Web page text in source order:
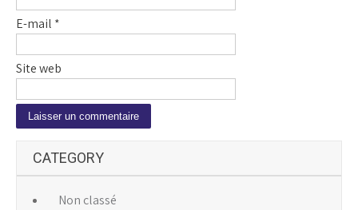
E-mail *
Site web
t
CATEGORY
Non classé